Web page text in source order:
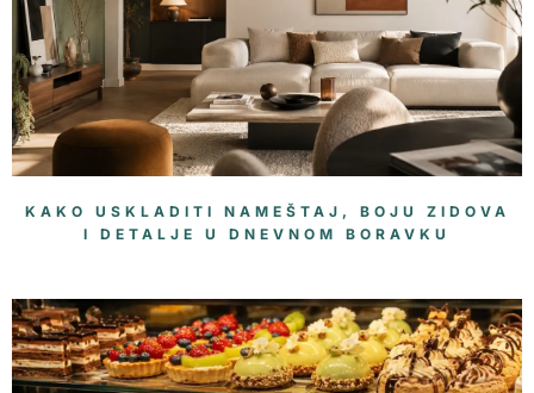
KAKO USKLADITI NAMEŠTAJ, BOJU ZIDOVA
I DETALJE U DNEVNOM BORAVKU